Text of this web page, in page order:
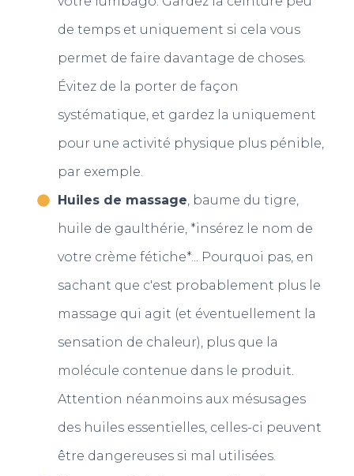
de temps et uniquement si cela vous
permet de faire davantage de choses.
Évitez de la porter de façon
systématique, et gardez la uniquement
pour une activité physique plus pénible,
par exemple.
Huiles de massage, baume du tigre,
huile de gaulthérie, *insérez le nom de
votre crème fétiche*... Pourquoi pas, en
sachant que c'est probablement plus le
massage qui agit (et éventuellement la
sensation de chaleur), plus que la
molécule contenue dans le produit.
Attention néanmoins aux mésusages
des huiles essentielles, celles-ci peuvent
être dangereuses si mal utilisées.